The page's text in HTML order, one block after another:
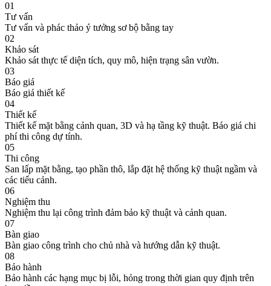
01
Tư vấn
Tư vấn và phác thảo ý tưởng sơ bộ bằng tay
02
Khảo sát
Khảo sát thực tế diện tích, quy mô, hiện trạng sân vườn.
03
Báo giá
Báo giá thiết kế
04
Thiết kế
Thiết kế mặt bằng cảnh quan, 3D và hạ tầng kỹ thuật. Báo giá chi
phí thi công dự tính.
05
Thi công
San lấp mặt bằng, tạo phần thô, lắp đặt hệ thống kỹ thuật ngầm và
các tiểu cảnh.
06
Nghiệm thu
Nghiệm thu lại công trình đảm bảo kỹ thuật và cảnh quan.
07
Bàn giao
Bàn giao công trình cho chủ nhà và hướng dẫn kỹ thuật.
08
Bảo hành
Bảo hành các hạng mục bị lỗi, hỏng trong thời gian quy định trên